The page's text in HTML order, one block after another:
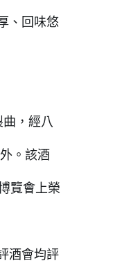
、回味悠
，經八
。該酒
覽會上榮
酒會均評